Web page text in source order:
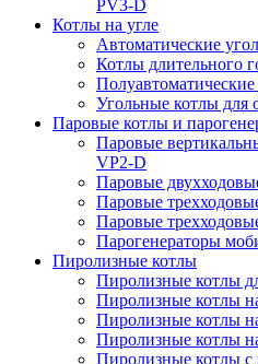
PV3-D
Котлы на угле
Автоматические
Котлы длительного
Угольные котлы для
Паровые котлы и
Паровые
VP2-D
Паровые
Паровые
Паровые
Парогенераторы
Пиролизные котлы
Пиролизные котлы
Пиролизные котлы
Пиролизные котлы
Пиролизные котлы
Пиролизные котлы